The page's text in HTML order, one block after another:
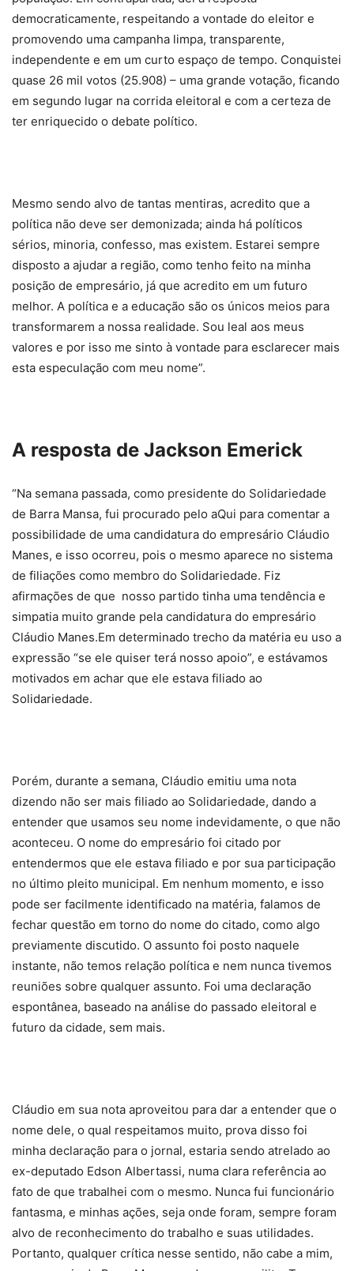
democraticamente, respeitando a vontade do eleitor e
promovendo uma campanha limpa, transparente,
independente e em um curto espaço de tempo. Conquistei
quase 26 mil votos (25.908) – uma grande votação, ficando
em segundo lugar na corrida eleitoral e com a certeza de
ter enriquecido o debate político.
Mesmo sendo alvo de tantas mentiras, acredito que a
política não deve ser demonizada; ainda há políticos
sérios, minoria, confesso, mas existem. Estarei sempre
disposto a ajudar a região, como tenho feito na minha
posição de empresário, já que acredito em um futuro
melhor. A política e a educação são os únicos meios para
transformarem a nossa realidade. Sou leal aos meus
valores e por isso me sinto à vontade para esclarecer mais
esta especulação com meu nome”.
A resposta de Jackson Emerick
“Na semana passada, como presidente do Solidariedade
de Barra Mansa, fui procurado pelo aQui para comentar a
possibilidade de uma candidatura do empresário Cláudio
Manes, e isso ocorreu, pois o mesmo aparece no sistema
de filiações como membro do Solidariedade. Fiz
afirmações de que nosso partido tinha uma tendência e
simpatia muito grande pela candidatura do empresário
Cláudio Manes.Em determinado trecho da matéria eu uso a
expressão “se ele quiser terá nosso apoio”, e estávamos
motivados em achar que ele estava filiado ao
Solidariedade.
Porém, durante a semana, Cláudio emitiu uma nota
dizendo não ser mais filiado ao Solidariedade, dando a
entender que usamos seu nome indevidamente, o que não
aconteceu. O nome do empresário foi citado por
entendermos que ele estava filiado e por sua participação
no último pleito municipal. Em nenhum momento, e isso
pode ser facilmente identificado na matéria, falamos de
fechar questão em torno do nome do citado, como algo
previamente discutido. O assunto foi posto naquele
instante, não temos relação política e nem nunca tivemos
reuniões sobre qualquer assunto. Foi uma declaração
espontânea, baseado na análise do passado eleitoral e
futuro da cidade, sem mais.
Cláudio em sua nota aproveitou para dar a entender que o
nome dele, o qual respeitamos muito, prova disso foi
minha declaração para o jornal, estaria sendo atrelado ao
ex-deputado Edson Albertassi, numa clara referência ao
fato de que trabalhei com o mesmo. Nunca fui funcionário
fantasma, e minhas ações, seja onde foram, sempre foram
alvo de reconhecimento do trabalho e suas utilidades.
Portanto, qualquer crítica nesse sentido, não cabe a mim,